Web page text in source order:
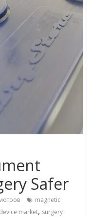
Safer
magnetic
market, surgery